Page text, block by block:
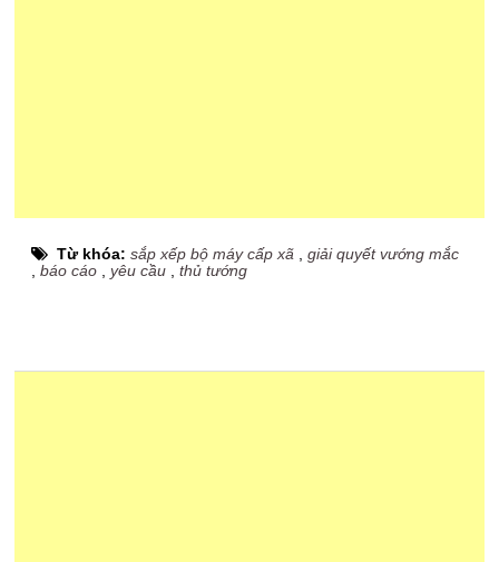
Từ khóa:sắp xếp bộ máy cấp xã ,giải quyết vướng mắc
,báo cáo ,yêu cầu ,thủ tướng